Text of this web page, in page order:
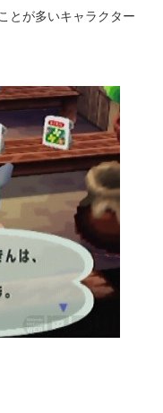
とが多いキャラクター